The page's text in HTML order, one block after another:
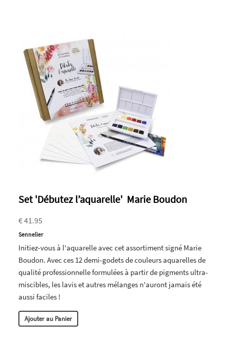
Set 'Débutez l’aquarelle' Marie Boudon
€ 41.95
Sennelier
Initiez-vous à l'aquarelle avec cet assortiment signé Marie
Boudon. Avec ces 12 demi-godets de couleurs aquarelles de
qualité professionnelle formulées à partir de pigments ultra-
miscibles, les lavis et autres mélanges n'auront jamais été
aussi faciles !
Ajouter au Panier